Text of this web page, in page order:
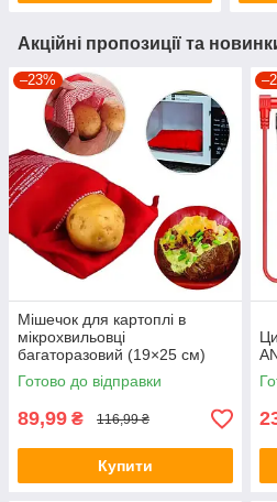
Акційні пропозиції та
–23%
Мішечок для картоплі в
мікрохвильовці
багаторазовий (19×25 см)
MPG-01
Готово до відправки
89,99 ₴ 116,99 ₴
Купити